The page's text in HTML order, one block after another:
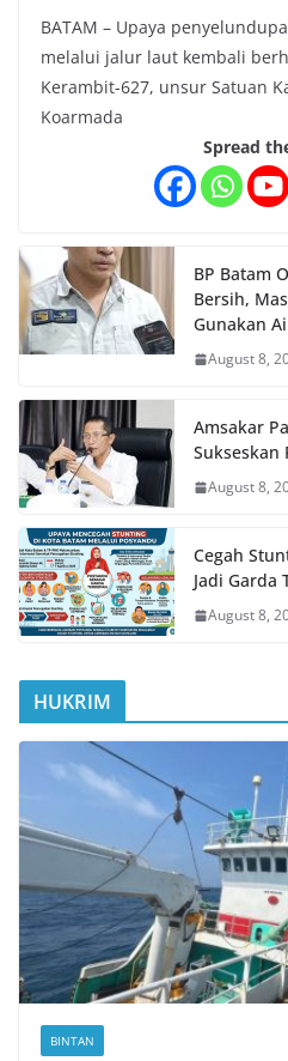
BATAM – Upaya
melalui jalur laut kembali
Kerambit-627, unsur Satuan
Koarmada
Spread
BP Batam
Bersih,
Gunakan
August 8,
Amsakar
Sukseskan
August 8,
Cegah
Jadi Garda
August 8,
HUKRIM
BINTAN